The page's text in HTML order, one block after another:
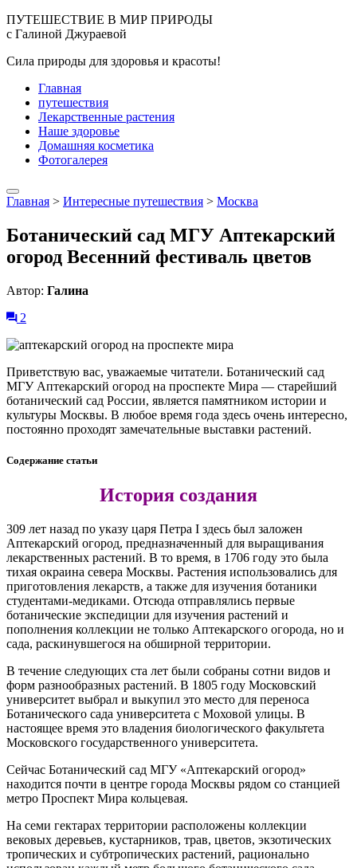
ПУТЕШЕСТВИЕ В МИР ПРИРОДЫ
с Галиной Джураевой
Сила природы для здоровья и красоты!
Главная
путешествия
Лекарственные растения
Наше здоровье
Домашняя косметика
Фотогалерея
Главная > Интересные путешествия > Москва
Ботанический сад МГУ Аптекарский
огород Весенний фестиваль цветов
Автор: Галина
2
Приветствую вас, уважаемые читатели. Ботанический сад
МГУ Аптекарский огород на проспекте Мира — старейший
ботанический сад России, является памятником истории и
культуры Москвы. В любое время года здесь очень интересно,
постоянно проходят замечательные выставки растений.
Содержание статьи
История создания
309 лет назад по указу царя Петра I здесь был заложен
Аптекарский огород, предназначенный для выращивания
лекарственных растений. В то время, в 1706 году это была
тихая окраина севера Москвы. Растения использовались для
приготовления лекарств, а также для изучения ботаники
студентами-медиками. Отсюда отправлялись первые
ботанические экспедиции для изучения растений и
пополнения коллекции не только Аптекарского огорода, но и
сада, раскинувшегося на обширной территории.
В течение следующих ста лет были собраны сотни видов и
форм разнообразных растений. В 1805 году Московский
университет выбрал и выкупил это место для переноса
Ботанического сада университета с Моховой улицы. В
настоящее время это владения биологического факультета
Московского государственного университета.
Сейчас Ботанический сад МГУ «Аптекарский огород»
находится почти в центре города Москвы рядом со станцией
метро Проспект Мира кольцевая.
На семи гектарах территории расположены коллекции
вековых деревьев, кустарников, трав, цветов, экзотических
тропических и субтропических растений, рационально